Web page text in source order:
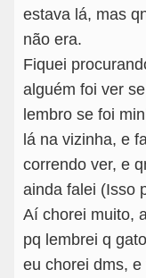
estava lá, mas
não era.
Fiquei
alguém foi ver
lembro se foi
lá na vizinha, e
correndo ver, e
ainda falei (Isso
Aí chorei muito,
pq lembrei q
eu chorei dms,